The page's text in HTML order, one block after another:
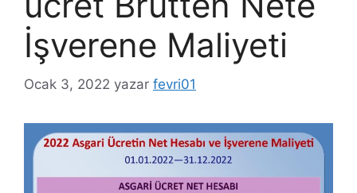
İşverene Maliyeti
Ocak 3, 2022 yazar fevri01